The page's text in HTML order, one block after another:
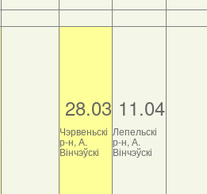
28.03
Чэрвеньскі
р-н, А.
Вінчэўскі
11.04
Лепельскі
р-н, А.
Вінчэўскі